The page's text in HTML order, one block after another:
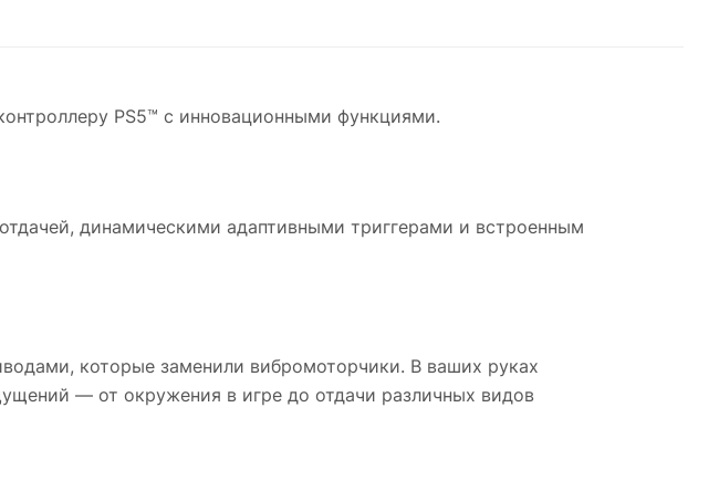
PS5™ с инновационными функциями.
динамическими адаптивными триггерами и встроенным
которые заменили вибромоторчики. В ваших руках
— от окружения в игре до отдачи различных видов